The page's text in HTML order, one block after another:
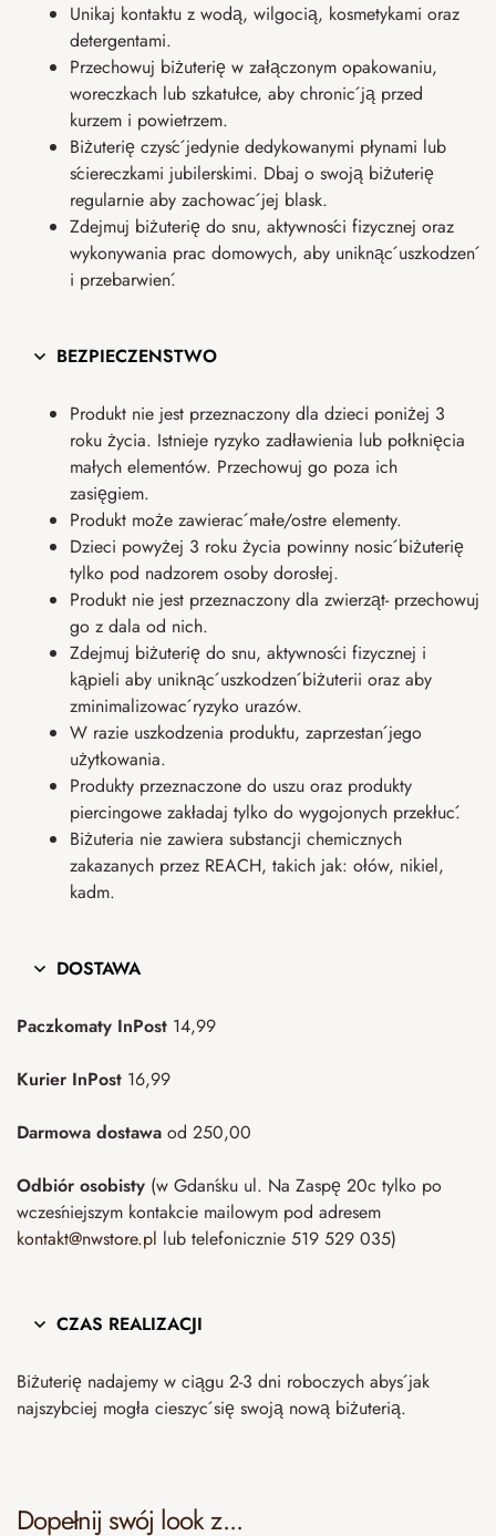
Unikaj kontaktu z wodą, wilgocią, kosmetykami oraz
detergentami.
Przechowuj biżuterię w załączonym opakowaniu,
woreczkach lub szkatułce, aby chronić ją przed
kurzem i powietrzem.
Biżuterię czyść jedynie dedykowanymi płynami lub
ściereczkami jubilerskimi. Dbaj o swoją biżuterię
regularnie aby zachować jej blask.
Zdejmuj biżuterię do snu, aktywności fizycznej oraz
wykonywania prac domowych, aby uniknąć uszkodzeń
i przebarwień.
BEZPIECZEŃSTWO
Produkt nie jest przeznaczony dla dzieci poniżej 3
roku życia. Istnieje ryzyko zadławienia lub połknięcia
małych elementów. Przechowuj go poza ich
zasięgiem.
Produkt może zawierać małe/ostre elementy.
Dzieci powyżej 3 roku życia powinny nosić biżuterię
tylko pod nadzorem osoby dorosłej.
Produkt nie jest przeznaczony dla zwierząt- przechowuj
go z dala od nich.
Zdejmuj biżuterię do snu, aktywności fizycznej i
kąpieli aby uniknąć uszkodzeń biżuterii oraz aby
zminimalizować ryzyko urazów.
W razie uszkodzenia produktu, zaprzestań jego
użytkowania.
Produkty przeznaczone do uszu oraz produkty
piercingowe zakładaj tylko do wygojonych przekłuć.
Biżuteria nie zawiera substancji chemicznych
zakazanych przez REACH, takich jak: ołów, nikiel,
kadm.
DOSTAWA
Paczkomaty InPost 14,99
Kurier InPost 16,99
Darmowa dostawa od 250,00
Odbiór osobisty (w Gdańsku ul. Na Zaspę 20c tylko po
wcześniejszym kontakcie mailowym pod adresem
kontakt@nwstore.pl lub telefonicznie 519 529 035)
CZAS REALIZACJI
Biżuterię nadajemy w ciągu 2-3 dni roboczych abyś jak
najszybciej mogła cieszyć się swoją nową biżuterią.
Dopełnij swój look z...